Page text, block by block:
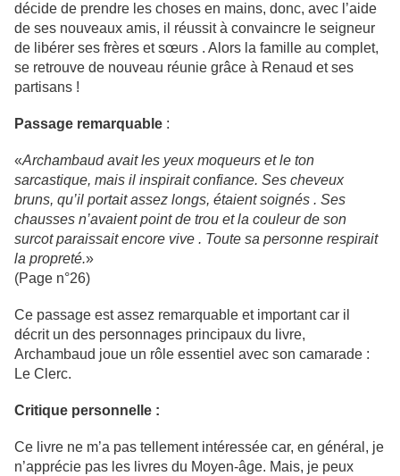
décide de prendre les choses en mains, donc, avec l’aide
de ses nouveaux amis, il réussit à convaincre le seigneur
de libérer ses frères et sœurs . Alors la famille au complet,
se retrouve de nouveau réunie grâce à Renaud et ses
partisans !
Passage remarquable :
«Archambaud avait les yeux moqueurs et le ton
sarcastique, mais il inspirait confiance. Ses cheveux
bruns, qu’il portait assez longs, étaient soignés . Ses
chausses n’avaient point de trou et la couleur de son
surcot paraissait encore vive . Toute sa personne respirait
la propreté.»
(Page n°26)
Ce passage est assez remarquable et important car il
décrit un des personnages principaux du livre,
Archambaud joue un rôle essentiel avec son camarade :
Le Clerc.
Critique personnelle :
Ce livre ne m’a pas tellement intéressée car, en général, je
n’apprécie pas les livres du Moyen-âge. Mais, je peux